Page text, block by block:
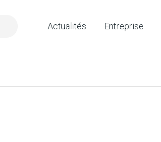
Actualités Entreprise